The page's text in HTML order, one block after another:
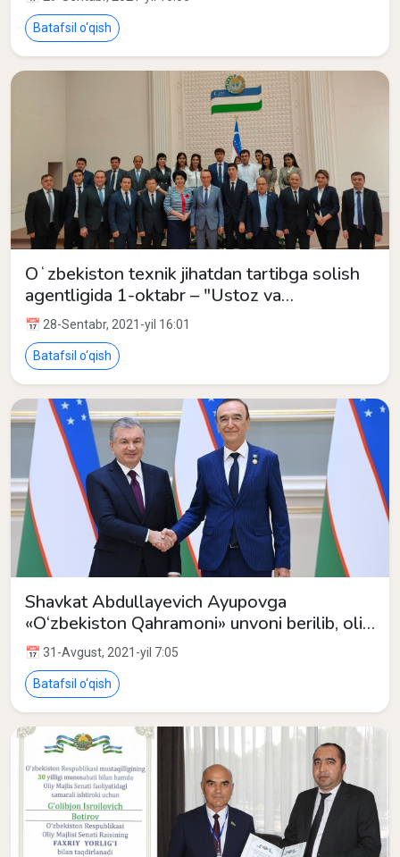
Batafsil o‘qish
Oʻzbekiston texnik jihatdan tartibga solish
agentligida 1-oktabr – "Ustoz va
murabbiylar kuni" munosabati bilan
Oʻzbekiston Qahramoni bilan uchrashuv
tashkil etildi.
📅 28-Sentabr, 2021-yil 16:01
Batafsil o‘qish
Shavkat Abdullayevich Ayupovga
«O‘zbekiston Qahramoni» unvoni berilib, oliy
nishon – «Oltin yulduz» medali bilan
taqdirlandi.
📅 31-Avgust, 2021-yil 7:05
Batafsil o‘qish